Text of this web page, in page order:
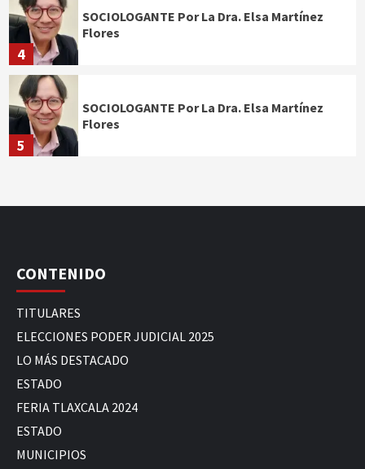
4
SOCIOLOGANTE Por La Dra. Elsa Martínez
Flores
5
SOCIOLOGANTE Por La Dra. Elsa Martínez
Flores
CONTENIDO
TITULARES
ELECCIONES PODER JUDICIAL 2025
LO MÁS DESTACADO
ESTADO
FERIA TLAXCALA 2024
ESTADO
MUNICIPIOS